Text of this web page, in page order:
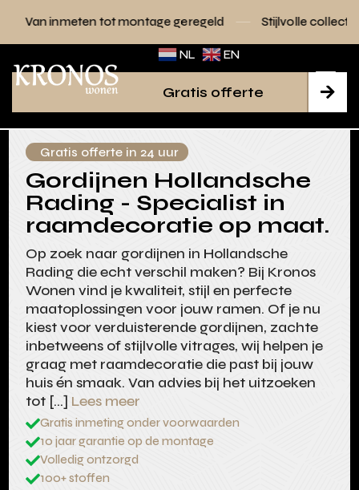
tot montage geregeld Stijlvolle collecties voor elk
NL EN

Gratis offerte
Gratis offerte in 24 uur
Gordijnen Hollandsche
Rading - Specialist in
raamdecoratie op maat.
Op zoek naar gordijnen in Hollandsche
Rading die echt verschil maken? Bij Kronos
Wonen vind je kwaliteit, stijl en perfecte
maatoplossingen voor jouw ramen. Of je nu
kiest voor verduisterende gordijnen, zachte
inbetweens of stijlvolle vitrages, wij helpen je
graag met raamdecoratie die past bij jouw
huis én smaak. Van advies bij het uitzoeken
tot […] Lees meer
Gratis inmeting onder voorwaarden
10 jaar garantie op de montage
Volledig ontzorgd
100+ stoffen